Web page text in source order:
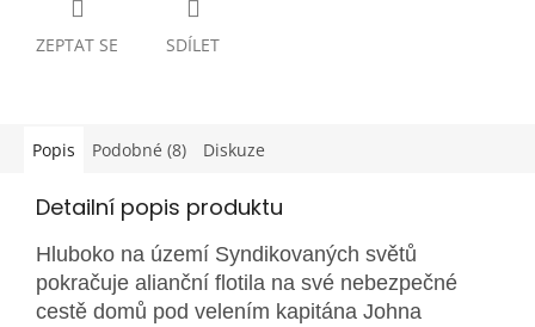
ZEPTAT SE SDÍLET
Popis Podobné (8) Diskuze
Detailní popis produktu
Hluboko na území Syndikovaných světů
pokračuje alianční flotila na své nebezpečné
cestě domů pod velením kapitána Johna